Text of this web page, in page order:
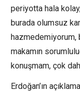
periyotta hala
burada olumsuz
hazmedemiyorum,
makamın
konuşmam, çok
Erdoğan’ın